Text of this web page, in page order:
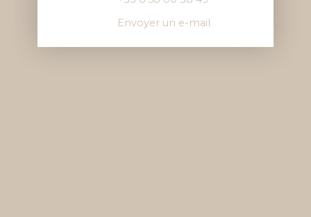
Envoyer un e-mail